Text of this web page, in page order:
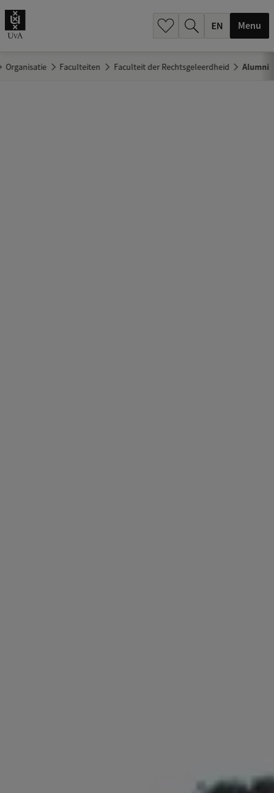
Menu
Organisatie Faculteiten Faculteit der Rechtsgeleerdheid Alumni